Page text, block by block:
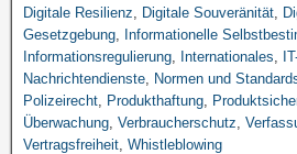
Digitale Resilienz, Digitale Souveränität,
Gesetzgebung, Informationelle
Informationsregulierung, Internationales,
Nachrichtendienste, Normen und
Polizeirecht, Produkthaftung,
Überwachung, Verbraucherschutz,
Vertragsfreiheit, Whistleblowing